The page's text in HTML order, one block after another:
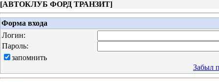
[АВТОКЛУБ ФОРД ТРАНЗИТ]
Форма входа
Логин:
Пароль:
запомнить
Забыл